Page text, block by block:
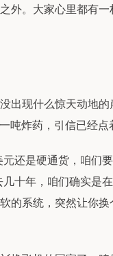
。大家心里都有一
出现什么惊天动地
吨炸药，引信已经点
还是硬通货，咱们
十年，咱们确实是
的系统，突然让你